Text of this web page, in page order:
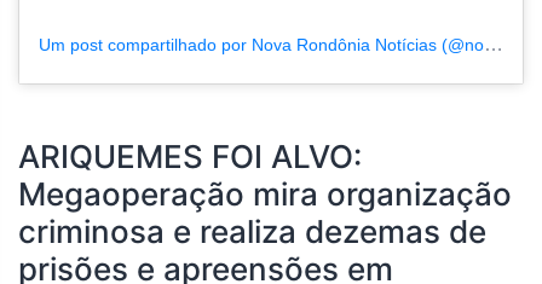
Um post compartilhado por Nova Rondônia Notícias (@novarondonia)
ARIQUEMES FOI ALVO:
Megaoperação mira organização
criminosa e realiza dezemas de
prisões e apreensões em